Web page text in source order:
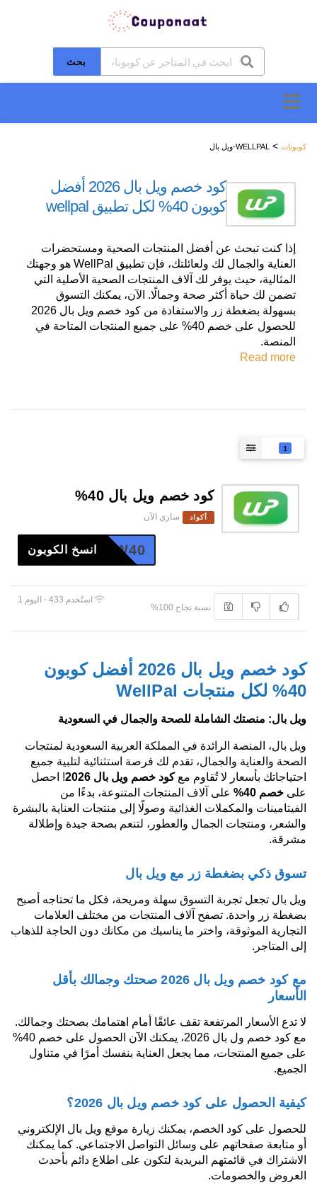
بحث
إلى
المحتوى
كوبونات > WELLPAL-ويل بال
كود خصم ويل بال 2026 أفضل
كوبون 40% لكل تطبيق wellpal
إذا كنت تبحث عن أفضل المنتجات الصحية ومستحضرات
العناية والجمال لك ولعائلتك، فإن تطبيق WellPal هو وجهتك
المثالية، حيث يوفر لك آلاف المنتجات الصحية الأصلية التي
تضمن لك حياة أكثر صحة وجمالًا. الآن، يمكنك التسوق
بسهولة بضغطة زر والاستفادة من كود خصم ويل بال 2026
للحصول على خصم 40% على جميع المنتجات المتاحة في
المنصة.
Read more
1
كود خصم ويل بال 40%
أكواد ساري الآن
W40 انسخ الكوبون
استُخدم 433 - اليوم 1
نسبة نجاح 100%
كود خصم ويل بال 2026 أفضل كوبون
40% لكل منتجات WellPal
ويل بال: منصتك الشاملة للصحة والجمال في السعودية
ويل بال، المنصة الرائدة في المملكة العربية السعودية لمنتجات
الصحة والعناية والجمال، تقدم لك فرصة استثنائية لتلبية جميع
احتياجاتك بأسعار لا تُقاوم مع كود خصم ويل بال 2026
! احصل
على خصم 40%
على آلاف المنتجات المتنوعة، بدءًا من
الفيتامينات والمكملات الغذائية وصولًا إلى منتجات العناية بالبشرة
والشعر، ومنتجات الجمال والعطور، لتنعم بصحة جيدة وإطلالة
مشرقة.
تسوق ذكي بضغطة زر مع ويل بال
ويل بال تجعل تجربة التسوق سهلة ومريحة، فكل ما تحتاجه أصبح
بضغطة زر واحدة. تصفح آلاف المنتجات من مختلف العلامات
التجارية الموثوقة، واختر ما يناسبك من مكانك دون الحاجة للذهاب
إلى المتاجر.
مع كود خصم ويل بال 2026 صحتك وجمالك بأقل
الأسعار
لا تدع الأسعار المرتفعة تقف عائقًا أمام اهتمامك بصحتك وجمالك.
مع كود خصم ول بال 2026، يمكنك الآن الحصول على خصم 40%
على جميع المنتجات، مما يجعل العناية بنفسك أمرًا في متناول
الجميع.
كيفية الحصول على كود خصم ويل بال 2026؟
للحصول على كود الخصم، يمكنك زيارة موقع ويل بال الإلكتروني
أو متابعة صفحاتهم على وسائل التواصل الاجتماعي. كما يمكنك
الاشتراك في قائمتهم البريدية لتكون على اطلاع دائم بأحدث
العروض والخصومات.